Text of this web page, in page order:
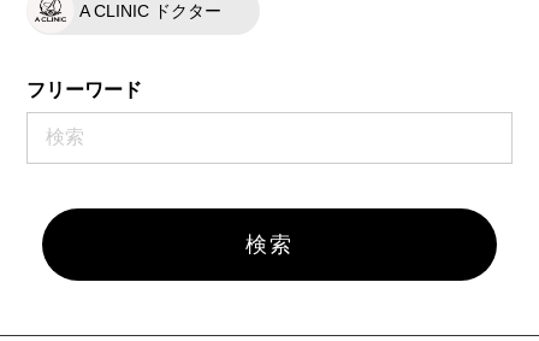
A CLINIC ドクター
フリーワード